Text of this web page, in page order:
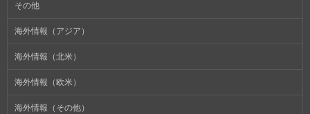
その他
海外情報（アジア）
海外情報（北米）
海外情報（欧米）
海外情報（その他）